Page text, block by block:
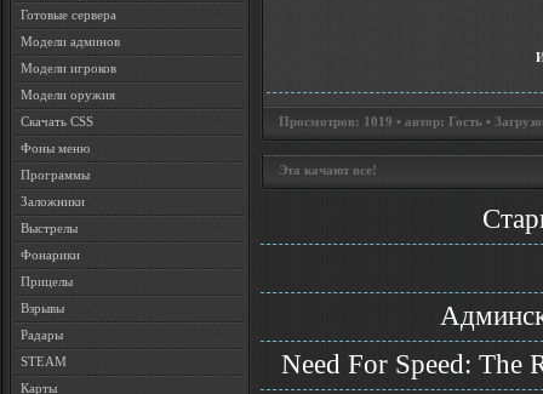
Готовые сервера
Модели админов
Модели игроков
Модели оружия
Скачать CSS
Фоны меню
Программы
Заложники
Выстрелы
Фонарики
Прицелы
Взрывы
Радары
STEAM
Карты
Просмотров: 1019 • автор: Гость •
Эта качают все!
Need For Speed: The